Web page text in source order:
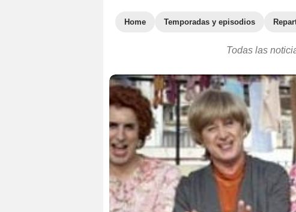
Home Temporadas y episodios
Todas las